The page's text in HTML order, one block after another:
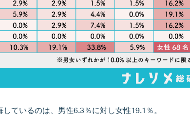
ているのは、男性6.3％に対し女性19.1％。